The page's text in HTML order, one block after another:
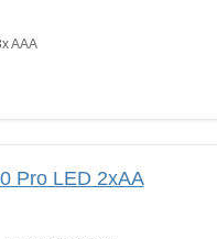
AAA
Pro LED 2хАА